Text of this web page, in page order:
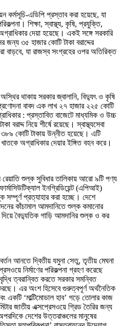
কর্মসূচি-এডিপি প্রস্তাব করা হয়েছে, যা
শিক্ষা, স্বাস্থ্য, কৃষি, প্রযুক্তি,
দেয়া হয়েছে। একই সঙ্গে সরকারি
জন্য ৩৫ হাজার কোটি টাকা বরাদ্দের
বাড়বে, যা রাজস্ব সংগ্রহের ওপর অতিরিক্ত
থাকায় সরকার জ্বালানি, বিদ্যুৎ ও কৃষি
বাবদ এক লাখ ২৭ হাজার ২২৫ কোটি
: প্রস্তাবিত বাজেটে মাধ্যমিক ও উচ্চ
বরাদ্দ নিয়ে শীর্ষে রয়েছে। স্বাস্থ্যসেবা
৩৮৯ কোটি টাকায় উন্নীত হয়েছে। এটি
অগ্রাধিকার দেয়ার ইঙ্গিত বহন করে।
রেয়াতি শুল্ক সুবিধার তালিকায় আরো ৯টি পণ্য
ইনগ্রিডিয়েন্ট (এপিআই)
সম্পূর্ণ প্রত্যাহার করা হচ্ছে। দেশে
কাঁচামাল আমদানিতে শুল্ক কমানোর
বৈদ্যুতিক গাড়ি আমদানির শুল্ক ও কর
আনতে দ্বিতীয় যমুনা সেতু, তৃতীয় মেঘনা
নির্মাণের পরিকল্পনা গ্রহণ করেছে
ত্বরান্বিত করতে সরকার সমন্বিত
এর অংশ হিসেবে গুরুত্বপূর্ণ অর্থনৈতিক
‘মাল্টিমোডাল হাব’ গড়ে তোলার কাজ
জাতীয় এক্সপ্রেসওয়ে গ্রিড তৈরির জন্য
দেশের উত্তরাঞ্চলের মানুষের